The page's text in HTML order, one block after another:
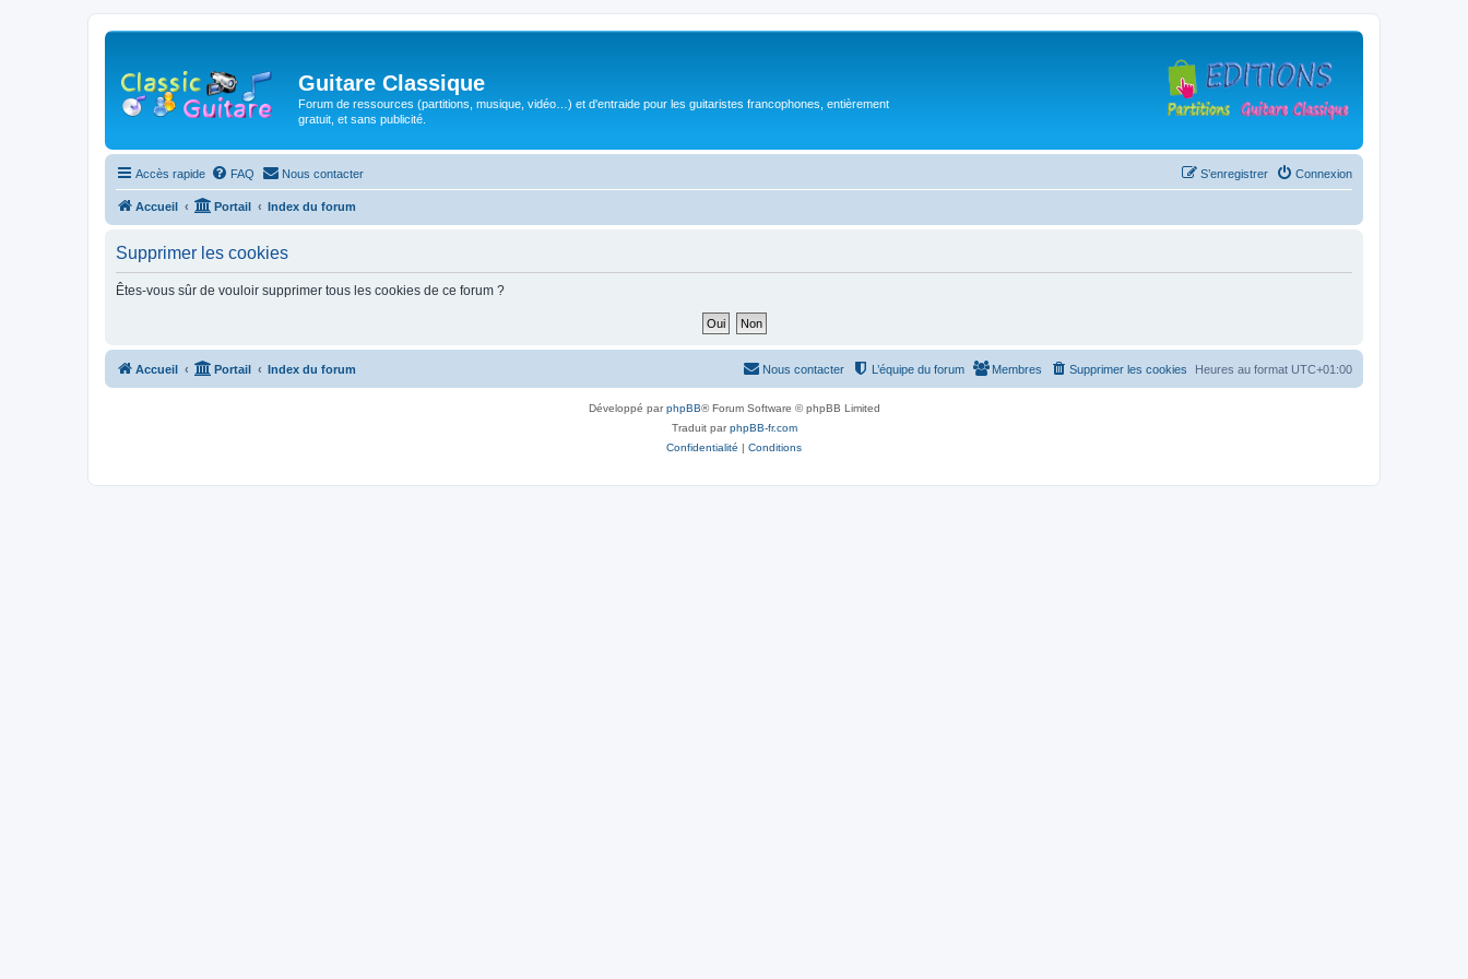
Guitare Classique
Forum de ressources (partitions, musique, vidéo…) et d'entraide pour les guitaristes francophones, entièrement
gratuit, et sans publicité.
Accès rapide FAQ Nous contacter Connexion
S’enregistrer
Accueil Portail Index du forum
Supprimer les cookies
Êtes-vous sûr de vouloir supprimer tous les cookies de ce forum ?
Accueil Portail Index du forum Heures au format UTC+01:00
Supprimer les cookies
Membres
L’équipe du forum
Nous contacter
Développé parphpBB® Forum Software © phpBB Limited
Traduit parphpBB-fr.com
Confidentialité | Conditions